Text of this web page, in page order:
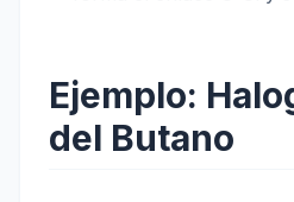
Ejemplo:
del Butano